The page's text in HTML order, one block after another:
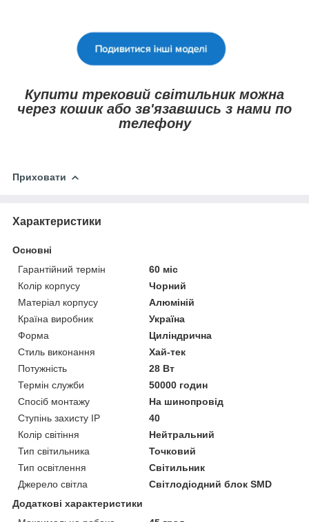
Купити трековий світильник можна
через кошик або зв'язавшись з нами по
телефону
Приховати
Характеристики
Основні
Гарантійний термін
60 міс
Колір корпусу
Чорний
Матеріал корпусу
Алюміній
Країна виробник
Україна
Форма
Циліндрична
Стиль виконання
Хай-тек
Потужність
28 Вт
Термін служби
50000 годин
Спосіб монтажу
На шинопровід
Ступінь захисту IP
40
Колір світіння
Нейтральний
Тип світильника
Точковий
Тип освітлення
Світильник
Джерело світла
Світлодіодний блок SMD
Додаткові характеристики